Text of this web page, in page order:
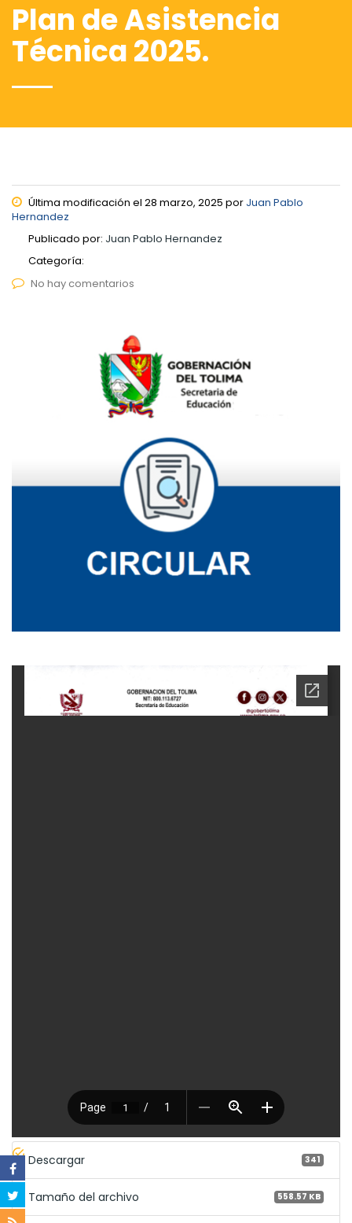
Plan de Asistencia
Técnica 2025.
Última modificación el 28 marzo, 2025 por Juan Pablo
Hernandez
Publicado por: Juan Pablo Hernandez
Categoría:
No hay comentarios
Descargar 341
Tamaño del archivo 558.57 KB